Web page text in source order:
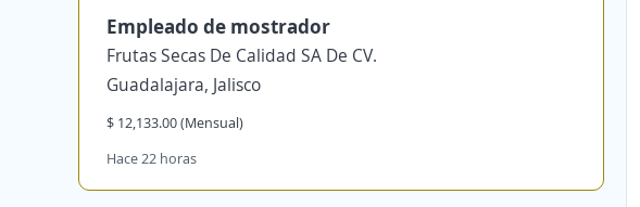
Empleado de mostrador
Frutas Secas De Calidad SA De CV.
Guadalajara, Jalisco
$ 12,133.00 (Mensual)
Hace 22 horas